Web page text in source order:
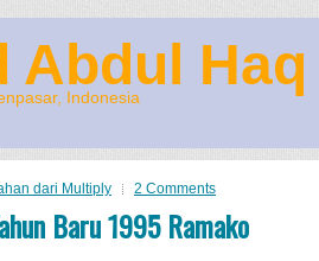
Abdul Haq
Indonesia
dari Multiply 2 Comments
Baru 1995 Ramako